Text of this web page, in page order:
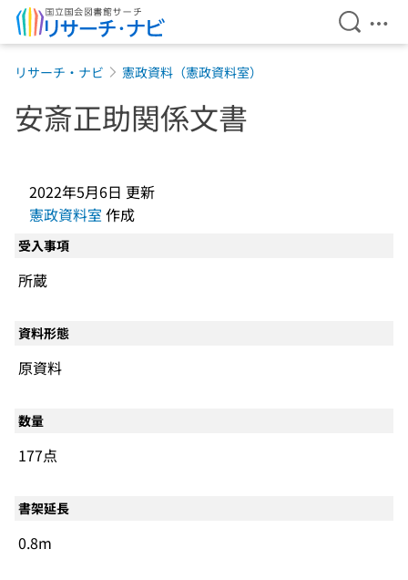
検索を
メ
リサーチ・ナビ 憲政資料（憲政資料室）
安斎正助関係文書
2022年5月6日 更新
憲政資料室 作成
受入事項
所蔵
資料形態
原資料
数量
177点
書架延長
0.8m